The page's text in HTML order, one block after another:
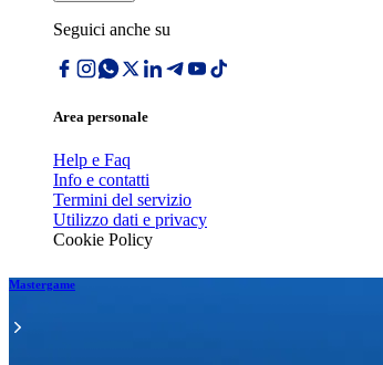
Seguici anche su
Area personale
Help e Faq
Info e contatti
Termini del servizio
Utilizzo dati e privacy
Cookie Policy
Mastergame